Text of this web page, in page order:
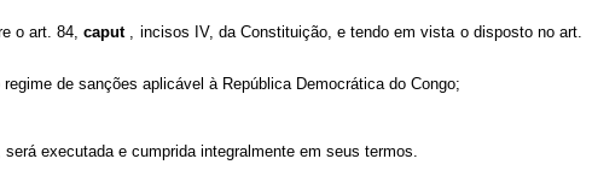
o art. 84,caput , incisos IV, da Constituição, e tendo em vista o disposto no art.
de sanções aplicável à República Democrática do Congo;
executada e cumprida integralmente em seus termos.